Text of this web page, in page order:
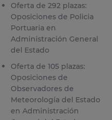
Oferta de 292 plazas:
Oposiciones de Policia
Portuaria en
Administración General
del Estado
Oferta de 105 plazas:
Oposiciones de
Observadores de
Meteorología del Estado
en Administración